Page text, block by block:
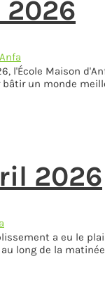
2026
Maison
un monde
2026
a eu le
long de la